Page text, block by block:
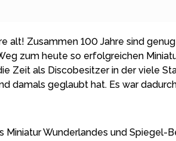
alt! Zusammen 100 Jahre sind
zum heute so erfolgreichen
Zeit als Discobesitzer in der viele
damals geglaubt hat. Es war
Wunderlandes und Spiegel-